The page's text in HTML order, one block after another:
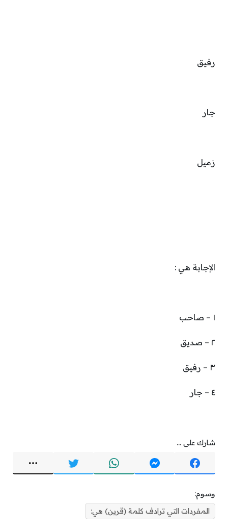
رفيق
جار
زميل
الإجابة هي :
١ – صاحب
٢ – صديق
٣ – رفيق
٤ – جار
شارك على ...
وسوم:
المفردات التي ترادف كلمة (قرين) هي: